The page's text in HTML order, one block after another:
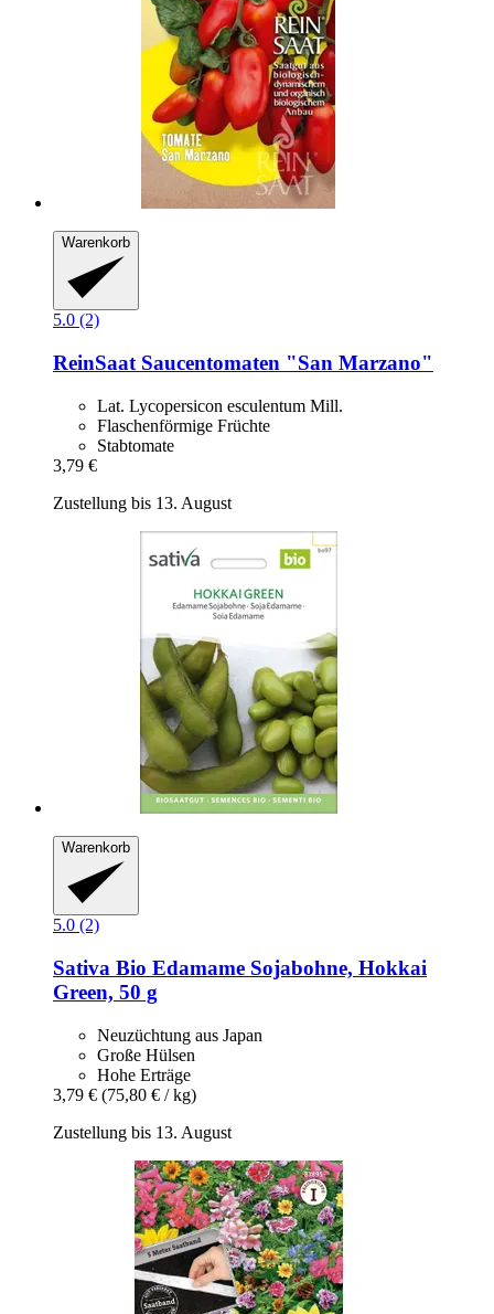
Warenkorb
5.0 (2)
ReinSaat Saucentomaten "San Marzano"
Lat. Lycopersicon esculentum Mill.
Flaschenförmige Früchte
Stabtomate
3,79 €
Zustellung bis 13. August
Warenkorb
5.0 (2)
Sativa Bio Edamame Sojabohne, Hokkai
Green, 50 g
Neuzüchtung aus Japan
Große Hülsen
Hohe Erträge
3,79 € (75,80 € / kg)
Zustellung bis 13. August